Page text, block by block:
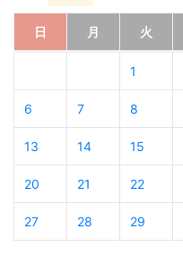
日 月 火
1
6 7 8
13 14 15
20 21 22
27 28 29